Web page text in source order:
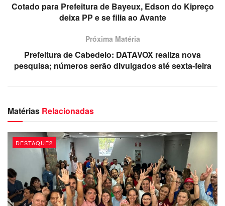
Cotado para Prefeitura de Bayeux, Edson do Kipreço
deixa PP e se filia ao Avante
Próxima Matéria
Prefeitura de Cabedelo: DATAVOX realiza nova
pesquisa; números serão divulgados até sexta-feira
Matérias Relacionadas
DESTAQUE2